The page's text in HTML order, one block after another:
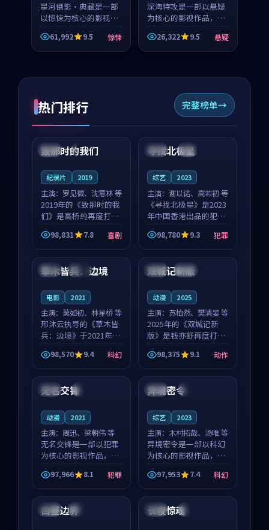
星河倒影·典藏是一部
以惊悚为核心的影视作
品，围绕危机、反转与
人物成长展开，整体节
奏紧凑，值得推荐观
61,992 9.5 惊悚
深海特攻是一部以悬疑
为核心的影视作品，围
绕危机、反转与人物成
长展开，整体节奏紧
凑，值得推荐观看。
26,322 9.5 悬疑
热门排行 完整榜单
中国 4K
99:22
致那时的我们
纪录片 2019
主演： 罗见微、沈意林 等
2019年的《致那时的我
们》是高桥纯再度打磨
的喜剧佳作。中国大陆
的取景与都市寓言的氛
围相互成就，罗见微与
沈意林的对手戏自然克
制，让整部影片在悬
98,831 7.8 喜剧
中国 4K
99:18
寻找北极星
综艺 2023
主演： 谢以诺、高若初 等
《寻找北极星》是2023
年中国香港出品的犯罪
新作，主创团队希望用
公路冒险的故事让观众
停下来想一想。谢以诺
领衔，高若初担任重要
角色，戚南柯的叙事
98,780 9.3 犯罪
泰国 独播
草木皆兵：边境
电影 2021
主演： 莫如初、林星桥 等
邢沐云执导的《草木皆
兵：边境》于2021年面
世，泰国的城市气质与
校园青春的人物心境共
同构筑了影片基调。莫
如初、林星桥用细腻的
表演撑起整部科幻电
98,570 9.4 科幻
中国 独播
双城记新版
动漫 2025
主演： 苏柏然、樊清晏 等
2025年的《双城记新
版》是钱亦舒再度打磨
的动作佳作。中国大陆
的取景与沙漠探险的氛
围相互成就，苏柏然与
樊清晏的对手戏自然克
制，让整部影片在悬念
98,375 9.1 动作
泰国 4K
无名交锋
动漫 2021
主演： 周迅、梁朝伟 等
无名交锋是一部以犯罪
为核心的影视作品，围
绕危机、反转与人物成
长展开，整体节奏紧
凑，值得推荐观看。
97,966 8.1 犯罪
美国 4K
异境密令
综艺 2023
主演： 木村拓哉、汤唯 等
异境密令是一部以科幻
为核心的影视作品，围
绕危机、反转与人物成
长展开，整体节奏紧
凑，值得推荐观看。
97,953 7.4 科幻
中国 杜比
白昼边界 中国 4K
长夜惊魂